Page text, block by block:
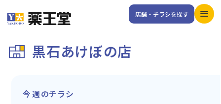
店舗・チラシを探す
黒石あけぼの店
今週のチラシ